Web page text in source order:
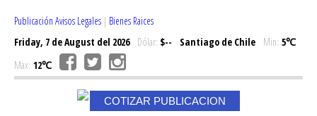
Publicación Avisos Legales | Bienes Raices
Friday, 7 de August del 2026Dólar: $-- Santiago de Chile Min: 5℃
Max: 12℃
COTIZAR PUBLICACION